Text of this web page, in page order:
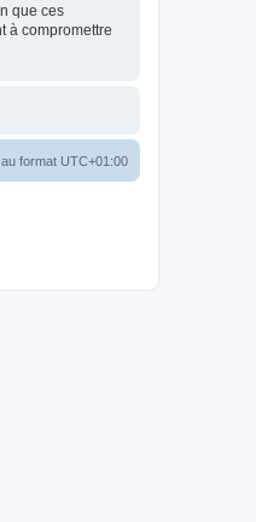
que ces
à compromettre
format UTC+01:00